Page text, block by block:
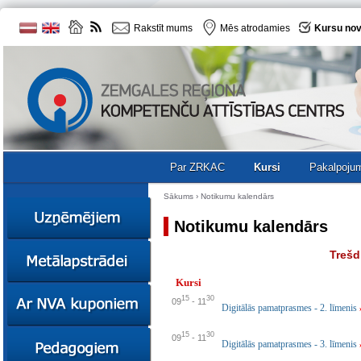
Rakstīt mums Mēs atrodamies Kursu
Par ZRKAC Kursi
uzņēmējdarbība
Resursi
Zemgales uzņēmumu
katalogs
Sākums › Notikumu kalendārs
Notikumu kalendārs
Kursi
0915 - 11 30
Digitālās pamatprasmes - 2. līmenis
0915 - 11 30
Digitālās pamatprasmes - 3. līmenis